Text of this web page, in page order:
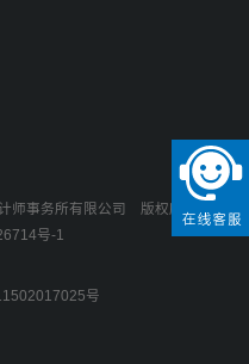
师事务所有限公司 版权所有
号-1
号